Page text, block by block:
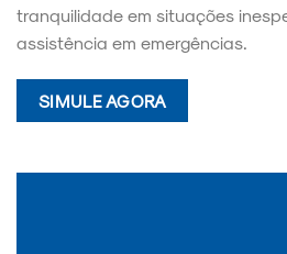
tranquilidade em situações
assistência em emergências.
SIMULE AGORA